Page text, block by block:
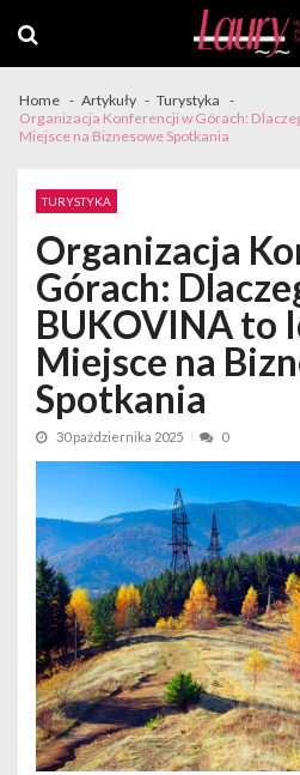
navigation
content
Home Artykuły
Turystyka
Organizacja Konferencji w Górach:
Miejsce na Biznesowe Spotkania
TURYSTYKA
Organizacja
Górach:
BUKOVINA to
Miejsce na
Spotkania
30 października 2025 0